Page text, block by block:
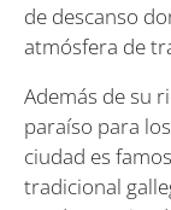
de descanso
atmósfera de
Además de su
paraíso para
ciudad es
tradicional